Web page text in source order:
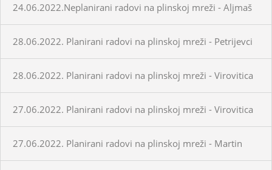
24.06.2022.Neplanirani radovi na plinskoj mreži - Aljmaš
28.06.2022. Planirani radovi na plinskoj mreži - Petrijevci
28.06.2022. Planirani radovi na plinskoj mreži - Virovitica
27.06.2022. Planirani radovi na plinskoj mreži - Virovitica
27.06.2022. Planirani radovi na plinskoj mreži - Martin